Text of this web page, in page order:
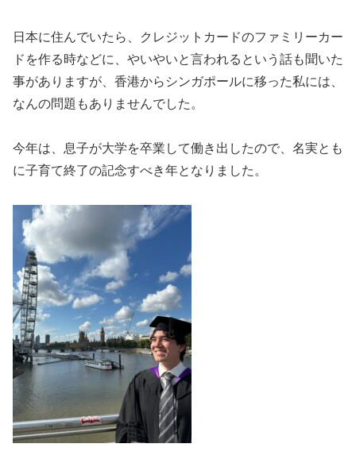
日本に住んでいたら、クレジットカードのファミリーカー
ドを作る時などに、やいやいと言われるという話も聞いた
事がありますが、香港からシンガポールに移った私には、
なんの問題もありませんでした。
今年は、息子が大学を卒業して働き出したので、名実とも
に子育て終了の記念すべき年となりました。